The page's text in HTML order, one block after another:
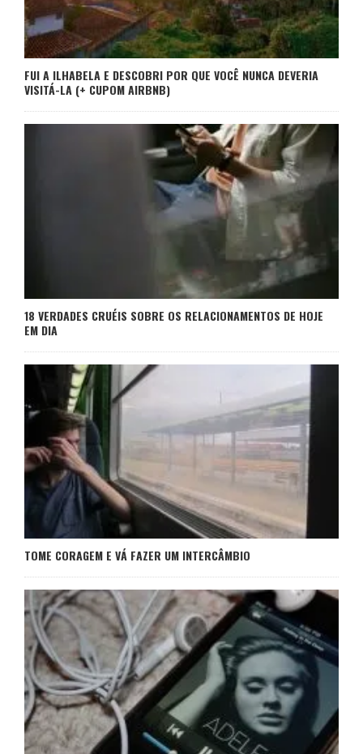
FUI A ILHABELA E DESCOBRI POR QUE VOCÊ NUNCA DEVERIA
VISITÁ-LA (+ CUPOM AIRBNB)
18 VERDADES CRUÉIS SOBRE OS RELACIONAMENTOS DE HOJE
EM DIA
TOME CORAGEM E VÁ FAZER UM INTERCÂMBIO